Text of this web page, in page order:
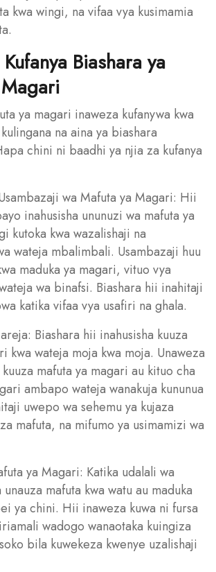
kwa wingi, na vifaa vya kusimamia
Biashara ya
ya magari inaweza kufanywa kwa
na aina ya biashara
chini ni baadhi ya njia za kufanya
wa Mafuta ya Magari: Hii
inahusisha ununuzi wa mafuta ya
kutoka kwa wazalishaji na
wateja mbalimbali. Usambazaji huu
maduka ya magari, vituo vya
wa binafsi. Biashara hii inahitaji
katika vifaa vya usafiri na ghala.
Biashara hii inahusisha kuuza
kwa wateja moja kwa moja. Unaweza
mafuta ya magari au kituo cha
ambapo wateja wanakuja kununua
uwepo wa sehemu ya kujaza
mafuta, na mifumo ya usimamizi wa
ya Magari: Katika udalali wa
mafuta kwa watu au maduka
ya chini. Hii inaweza kuwa ni fursa
wadogo wanaotaka kuingiza
bila kuwekeza kwenye uzalishaji